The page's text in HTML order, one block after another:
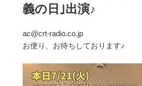
義の日｣出演♪
ac@crt-radio.co.jp
お便り、お待ちしております♪